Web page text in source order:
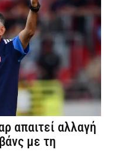
απαιτεί αλλαγή
με τη